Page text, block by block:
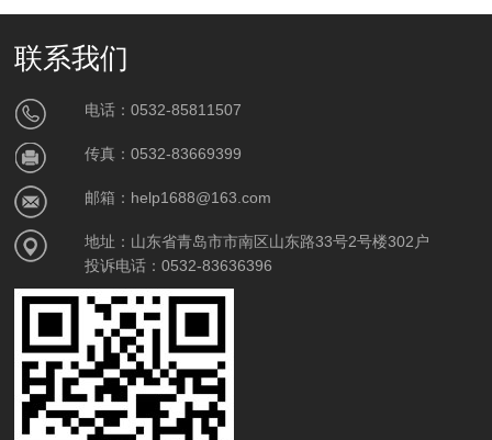
联系我们
电话：0532-85811507
传真：0532-83669399
邮箱：help1688@163.com
地址：山东省青岛市市南区山东路33号2号楼302户
投诉电话：0532-83636396